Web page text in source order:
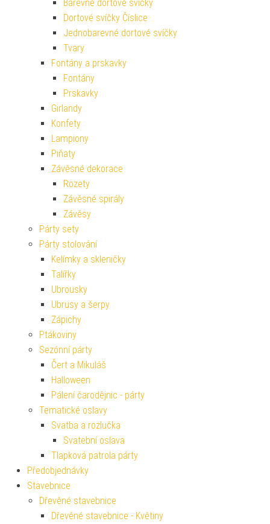
Barevné dortové svíčky
Dortové svíčky Číslice
Jednobarevné dortové svíčky
Tvary
Fontány a prskavky
Fontány
Prskavky
Girlandy
Konfety
Lampiony
Piňaty
Závěsné dekorace
Rozety
Závěsné spirály
Závěsy
Párty sety
Párty stolování
Kelímky a skleničky
Talířky
Ubrousky
Ubrusy a šerpy
Zápichy
Ptákoviny
Sezónní párty
Čert a Mikuláš
Halloween
Pálení čarodějnic - párty
Tematické oslavy
Svatba a rozlučka
Svatební oslava
Tlapková patrola párty
Předobjednávky
Stavebnice
Dřevěné stavebnice
Dřevěné stavebnice - Květiny